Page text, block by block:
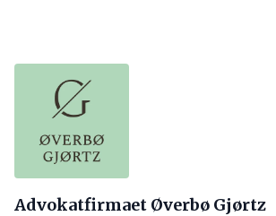
Advokatfirmaet Øverbø Gjørtz